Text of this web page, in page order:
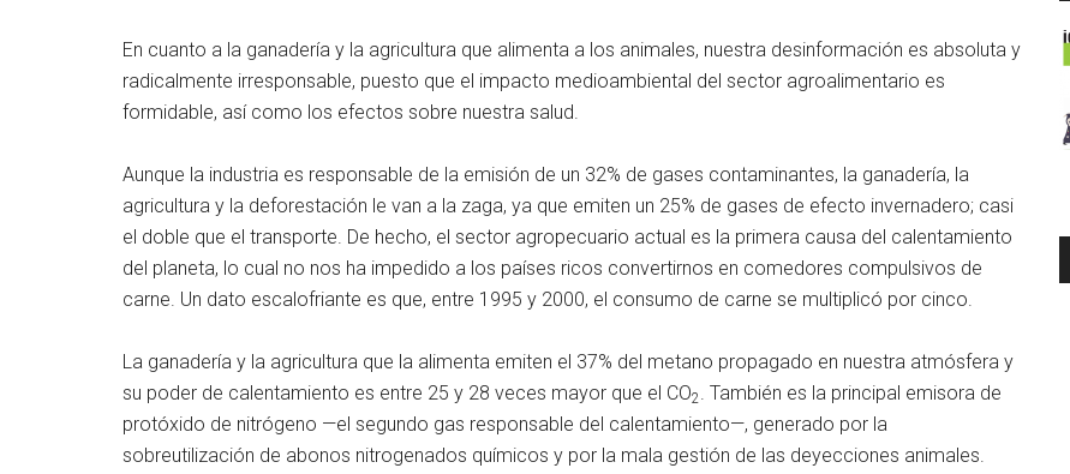
En cuanto a la ganadería y la agricultura que alimenta a los animales, nuestra desinformación es absoluta y
radicalmente irresponsable, puesto que el impacto medioambiental del sector agroalimentario es
formidable, así como los efectos sobre nuestra salud.
Aunque la industria es responsable de la emisión de un 32% de gases contaminantes, la ganadería, la
agricultura y la deforestación le van a la zaga, ya que emiten un 25% de gases de efecto invernadero; casi
el doble que el transporte. De hecho, el sector agropecuario actual es la primera causa del calentamiento
del planeta, lo cual no nos ha impedido a los países ricos convertirnos en comedores compulsivos de
carne. Un dato escalofriante es que, entre 1995 y 2000, el consumo de carne se multiplicó por cinco.
La ganadería y la agricultura que la alimenta emiten el 37% del metano propagado en nuestra atmósfera y
su poder de calentamiento es entre 25 y 28 veces mayor que el CO2. También es la principal emisora de
protóxido de nitrógeno —el segundo gas responsable del calentamiento—, generado por la
sobreutilización de abonos nitrogenados químicos y por la mala gestión de las deyecciones animales.